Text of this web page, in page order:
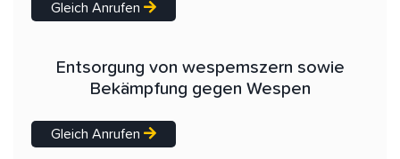
Gleich Anrufen
Entsorgung von wespemszern sowie
Bekämpfung gegen Wespen
Gleich Anrufen